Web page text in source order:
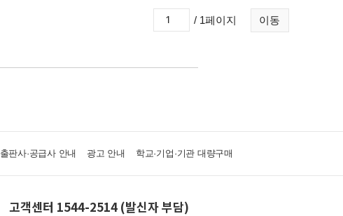
이동
/ 1페이지
출판사·공급사 안내 광고 안내 학교·기업·기관 대량구매
고객센터 1544-2514 (발신자 부담)